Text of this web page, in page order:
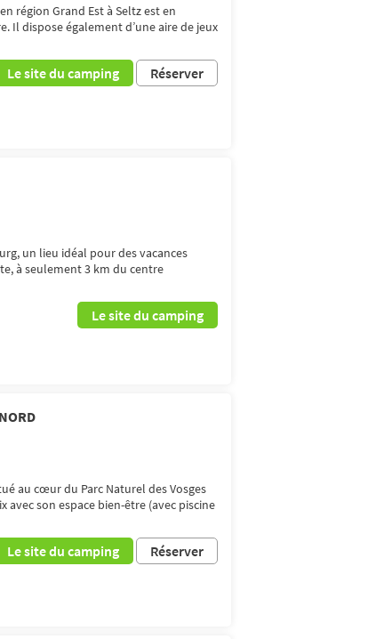
région Grand Est à Seltz est en
Il dispose également d’une aire de jeux
Le site du camping Réserver
un lieu idéal pour des vacances
à seulement 3 km du centre
Le site du camping
au cœur du Parc Naturel des Vosges
son espace bien-être (avec piscine
Le site du camping Réserver